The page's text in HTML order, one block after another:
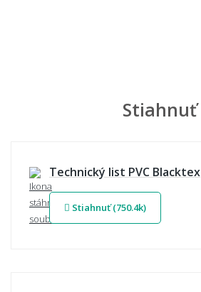
Stiahnuť
Technický list PVC Blacktex
Stiahnuť (750.4k)